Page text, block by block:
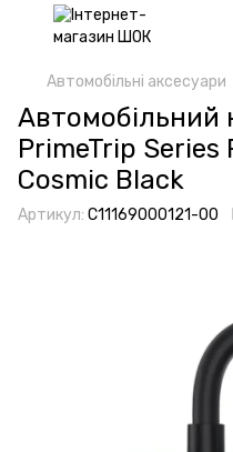
Автомобільні аксесуари
Автомобільний
PrimeTrip
Cosmic Black
Артикул: C11169000121-00